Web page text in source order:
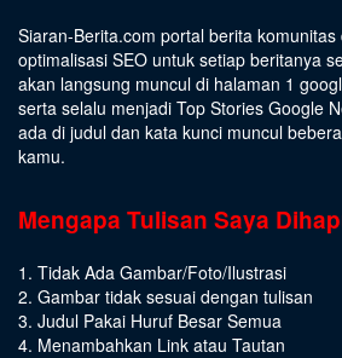
Siaran-Berita.com portal berita
optimalisasi SEO untuk setiap beritanya
akan langsung muncul di halaman 1
serta selalu menjadi Top Stories Google
ada di judul dan kata kunci muncul
kamu.
Mengapa Tulisan Saya
1. Tidak Ada Gambar/Foto/Ilustrasi
2. Gambar tidak sesuai dengan tulisan
3. Judul Pakai Huruf Besar Semua
4. Menambahkan Link atau Tautan